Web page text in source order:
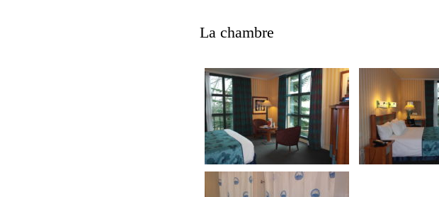
La chambre